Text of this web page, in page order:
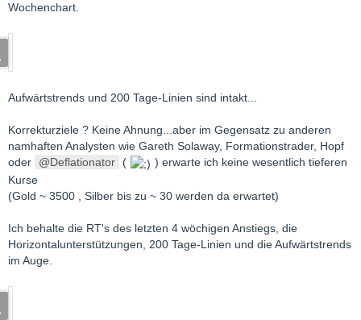
Wochenchart.
Aufwärtstrends und 200 Tage-Linien sind intakt...
Korrekturziele ? Keine Ahnung...aber im Gegensatz zu anderen
namhaften Analysten wie Gareth Solaway, Formationstrader, Hopf
oder
Deflationator (
) erwarte ich keine wesentlich tieferen
Kurse
(Gold ~ 3500 , Silber bis zu ~ 30 werden da erwartet)
Ich behalte die RT's des letzten 4 wöchigen Anstiegs, die
Horizontalunterstützungen, 200 Tage-Linien und die Aufwärtstrends
im Auge.